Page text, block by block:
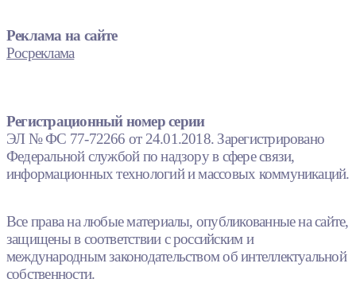
Реклама на сайте
Росреклама
Регистрационный номер серии
ЭЛ № ФС 77-72266 от 24.01.2018. Зарегистрировано
Федеральной службой по надзору в сфере связи,
информационных технологий и массовых коммуникаций.
Все права на любые материалы, опубликованные на сайте,
защищены в соответствии с российским и
международным законодательством об интеллектуальной
собственности.